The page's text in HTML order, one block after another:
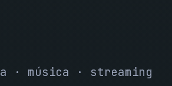
· música · streaming